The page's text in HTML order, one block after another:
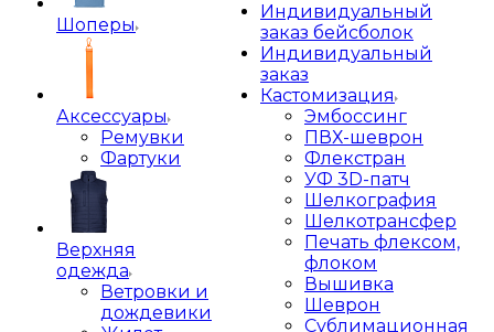
Шоперы
Аксессуары
Ремувки
Фартуки
Верхняя
одежда
Ветровки и
дождевики
Индивидуальный
заказ бейсболок
Индивидуальный
заказ
Кастомизация
Эмбоссинг
ПВХ-шеврон
Флекстран
УФ 3D-патч
Шелкография
Шелкотрансфер
Печать флексом,
флоком
Вышивка
Шеврон
Сублимационная